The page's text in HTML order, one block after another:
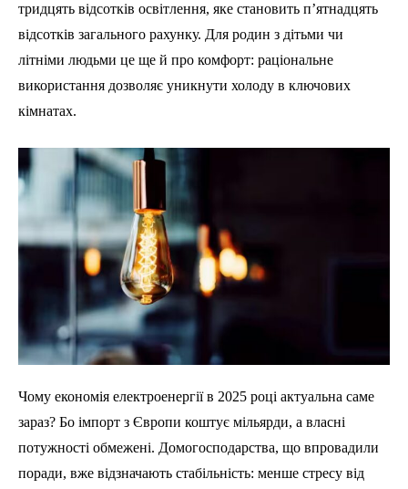
тридцять відсотків освітлення, яке становить п’ятнадцять
відсотків загального рахунку. Для родин з дітьми чи
літніми людьми це ще й про комфорт: раціональне
використання дозволяє уникнути холоду в ключових
кімнатах.
Чому економія електроенергії в 2025 році актуальна саме
зараз? Бо імпорт з Європи коштує мільярди, а власні
потужності обмежені. Домогосподарства, що впровадили
поради, вже відзначають стабільність: менше стресу від